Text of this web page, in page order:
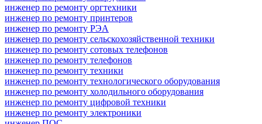
инженер по ремонту оргтехники
инженер по ремонту принтеров
инженер по ремонту РЭА
инженер по ремонту сельскохозяйственной техники
инженер по ремонту сотовых телефонов
инженер по ремонту телефонов
инженер по ремонту техники
инженер по ремонту технологического оборудования
инженер по ремонту холодильного оборудования
инженер по ремонту цифровой техники
инженер по ремонту электроники